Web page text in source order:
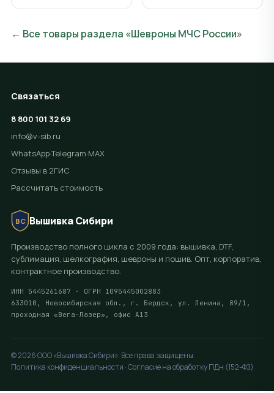
← Все товары раздела «Шевроны МЧС России»
ВС Вышивка Сибири
Производство полного цикла с 2009 года: вышивка, DTF,
сублимация, шелкография, шевроны и пошив. Опт, корпоратив,
контрактное производство.
ИНН 5445261687 · ОГРН 1095445002883
633010, Новосибирская обл., г. Бердск, ул. Ленина, 89/1,
проходная «Вега-Лазер», офис А13
Связаться
8 800 101 32 69
info@v-sib.ru
WhatsApp·Telegram·MAX
Отзывы в 2ГИС
Рассчитать стоимость
© 2026 ООО «Вышивка Сибири». Все права защищены.
Политика конфиденциальности · Согласие на обработку ПДн (152-ФЗ)